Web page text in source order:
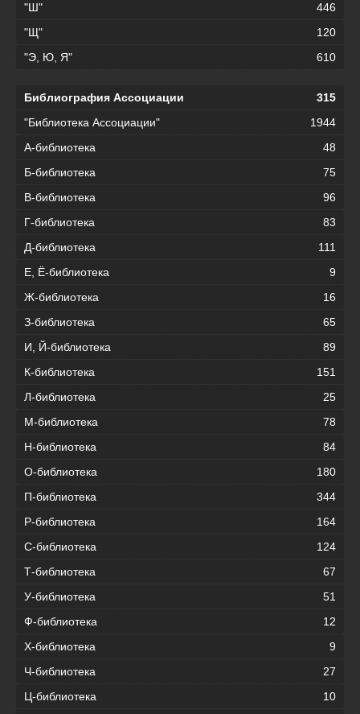
"Ш"
446
"Щ"
120
"Э, Ю, Я"
610
Библиография Ассоциации
315
"Библиотека Ассоциации"
1944
А-библиотека
48
Б-библиотека
75
В-библиотека
96
Г-библиотека
83
Д-библиотека
111
Е, Ё-библиотека
9
Ж-библиотека
16
З-библиотека
65
И, Й-библиотека
89
К-библиотека
151
Л-библиотека
25
М-библиотека
78
Н-библиотека
84
О-библиотека
180
П-библиотека
344
Р-библиотека
164
С-библиотека
124
Т-библиотека
67
У-библиотека
51
Ф-библиотека
12
Х-библиотека
9
Ч-библиотека
27
Ц-библиотека
10